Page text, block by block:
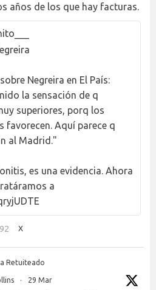
años de los que hay facturas.
Negreira en El País:
la sensación de q
superiores, porq los
favorecen. Aquí parece q
al Madrid."
es una evidencia. Ahora
a
92 X
Retuiteado
· 29 Mar